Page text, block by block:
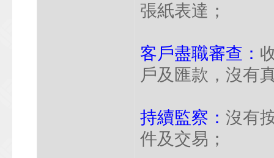
張紙表達；
客戶盡職審查：
戶及匯款，沒有
持續監察： 沒有
件及交易；